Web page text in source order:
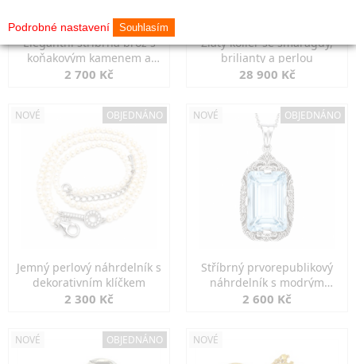
Elegantní stříbrná brož s
koňakovým kamenem a
markazity
2 700 Kč
Zlatý kolier se smaragdy,
brilianty a perlou
28 900 Kč
NOVÉ OBJEDNÁNO
Jemný perlový náhrdelník s
dekorativním klíčkem
2 300 Kč
NOVÉ OBJEDNÁNO
Stříbrný prvorepublikový
náhrdelník s modrým
spinelem
2 600 Kč
NOVÉ OBJEDNÁNO NOVÉ
Podrobné nastavení Souhlasím